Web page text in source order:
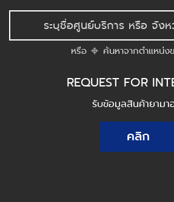
หรือ ค้นหาจากตำแหน่
REQUEST FOR
รับข้อมูลสินค้ายามา
คลิก